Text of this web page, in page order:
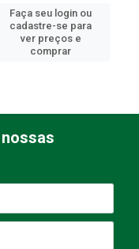
Faça seu login ou
cadastre-se para
ver preços e
comprar